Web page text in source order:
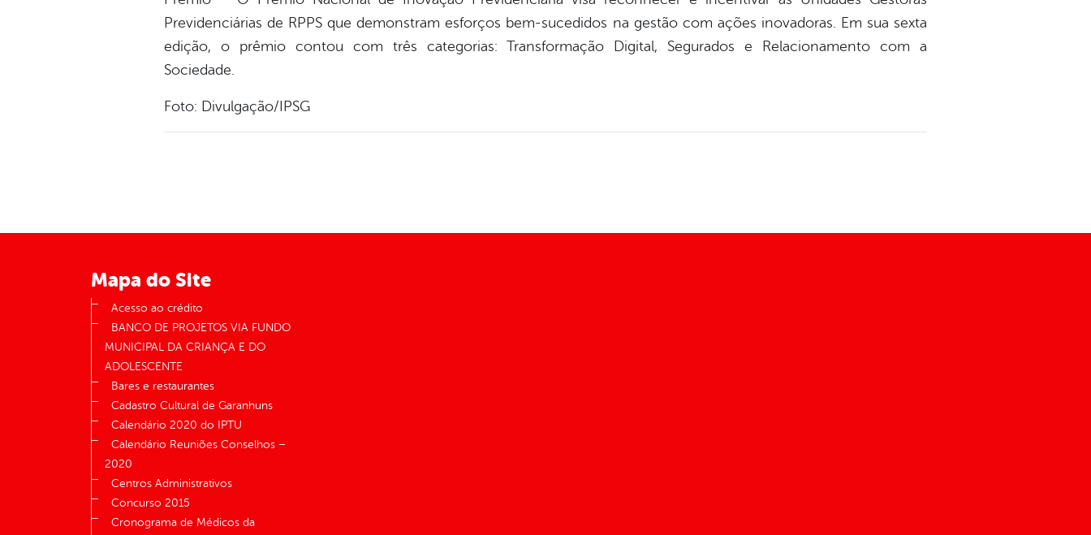
Previdenciárias de RPPS que demonstram esforços bem-sucedidos na gestão com ações inovadoras. Em sua sexta
edição, o prêmio contou com três categorias: Transformação Digital, Segurados e Relacionamento com a
Sociedade.
Foto: Divulgação/IPSG
Mapa do Site
Acesso ao crédito
BANCO DE PROJETOS VIA FUNDO
MUNICIPAL DA CRIANÇA E DO
ADOLESCENTE
Bares e restaurantes
Cadastro Cultural de Garanhuns
Calendário 2020 do IPTU
Calendário Reuniões Conselhos –
2020
Centros Administrativos
Concurso 2015
Cronograma de Médicos da